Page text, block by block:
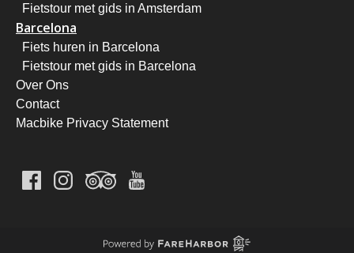
Fietstour met gids in Amsterdam
Barcelona
Fiets huren in Barcelona
Fietstour met gids in Barcelona
Over Ons
Contact
Macbike Privacy Statement